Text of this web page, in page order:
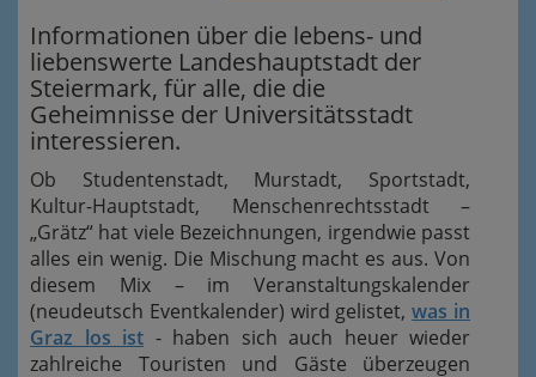
Informationen über die lebens- und
liebenswerte Landeshauptstadt der
Steiermark, für alle, die die
Geheimnisse der Universitätsstadt
interessieren.
Ob Studentenstadt, Murstadt, Sportstadt,
Kultur-Hauptstadt, Menschenrechtsstadt –
„Grätz“ hat viele Bezeichnungen, irgendwie passt
alles ein wenig. Die Mischung macht es aus. Von
diesem Mix – im Veranstaltungskalender
(neudeutsch Eventkalender) wird gelistet,was in
Graz los ist - haben sich auch heuer wieder
zahlreiche Touristen und Gäste überzeugen